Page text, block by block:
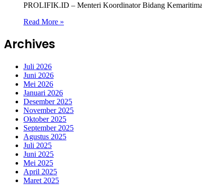
PROLIFIK.ID – Menteri Koordinator Bidang
Read More »
Archives
Juli 2026
Juni 2026
Mei 2026
Januari 2026
Desember 2025
November 2025
Oktober 2025
September 2025
Agustus 2025
Juli 2025
Juni 2025
Mei 2025
April 2025
Maret 2025